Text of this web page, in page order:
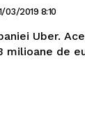
03/2019 8:10
Uber.
milioane de